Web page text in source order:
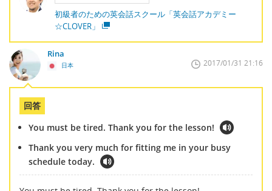
初級者のための英会話スクール「英会話アカデミー
☆CLOVER」
Rina
日本 2017/01/31 21:16
回答
You must be tired. Thank you for the lesson!
Thank you very much for fitting me in your busy
schedule today.